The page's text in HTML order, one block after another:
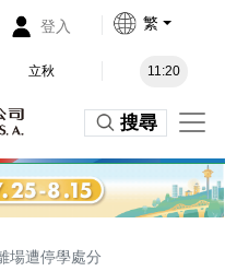
登入 繁
立秋 11:20
搜尋
場遭停學處分